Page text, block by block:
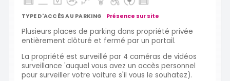
TYPE D'ACCÈS AU PARKING Présence sur site
Plusieurs places de parking dans propriété privée
entièrement clôturé et fermé par un portail.
La propriété est surveillé par 4 caméras de vidéos
surveillance 'auquel vous avez un accès personnel
pour surveiller votre voiture s'il vous le souhatez).